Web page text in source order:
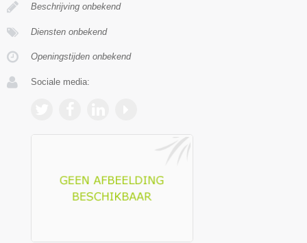
Beschrijving onbekend
Diensten onbekend
Openingstijden onbekend
Sociale media: